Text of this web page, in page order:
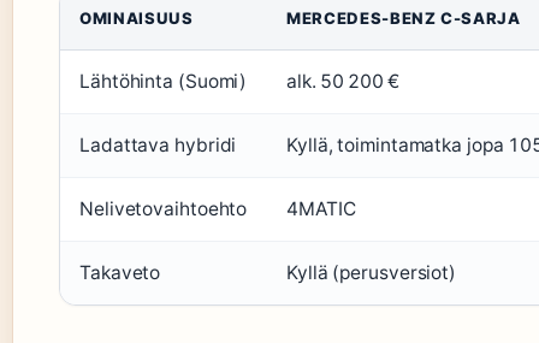
OMINAISUUS MERCEDES-BENZ C-SARJA
Lähtöhinta (Suomi) alk. 50 200 €
Ladattava hybridi Kyllä, toimintamatka jopa
Nelivetovaihtoehto 4MATIC
Takaveto Kyllä (perusversiot)